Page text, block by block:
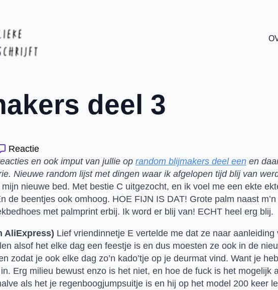
deel 3
Reactie
en ook imput van jullie op random blijmakers deel een en
Nieuwe random lijst met dingen waar ik afgelopen tijd blij van
nieuwe bed. Met bestie C uitgezocht, en ik voel me een ekte
de beentjes ook omhoog. HOE FIJN IS DAT! Grote palm naast
met palmprint erbij. Ik word er blij van! ECHT heel erg blij.
AliExpress) Lief vriendinnetje E vertelde me dat ze naar
alsof het elke dag een feestje is en dus moesten ze ook in de
zodat je ook elke dag zo’n kado’tje op je deurmat vind. Want je
Erg milieu bewust enzo is het niet, en hoe de fuck is het mogelijk
als het je regenboogjumpsuitje is en hij op het model 200 keer